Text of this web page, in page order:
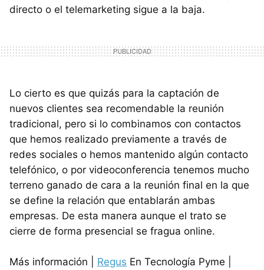
directo o el telemarketing sigue a la baja.
Lo cierto es que quizás para la captación de
nuevos clientes sea recomendable la reunión
tradicional, pero si lo combinamos con contactos
que hemos realizado previamente a través de
redes sociales o hemos mantenido algún contacto
telefónico, o por videoconferencia tenemos mucho
terreno ganado de cara a la reunión final en la que
se define la relación que entablarán ambas
empresas. De esta manera aunque el trato se
cierre de forma presencial se fragua online.
Más información | Regus En Tecnología Pyme |